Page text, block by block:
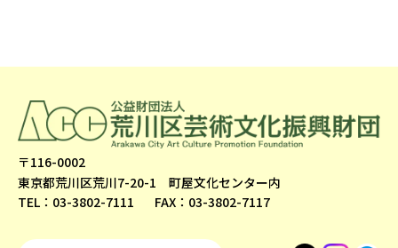
〒116-0002
東京都荒川区荒川7-20-1 町屋文化センター内
TEL：03-3802-7111
FAX：03-3802-7117